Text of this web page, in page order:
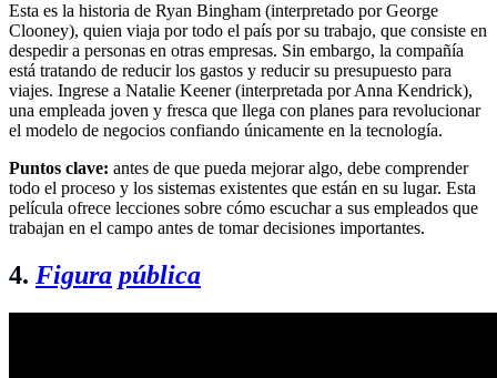
Esta es la historia de Ryan Bingham (interpretado por George
Clooney), quien viaja por todo el país por su trabajo, que consiste en
despedir a personas en otras empresas. Sin embargo, la compañía
está tratando de reducir los gastos y reducir su presupuesto para
viajes. Ingrese a Natalie Keener (interpretada por Anna Kendrick),
una empleada joven y fresca que llega con planes para revolucionar
el modelo de negocios confiando únicamente en la tecnología.
Puntos clave: antes de que pueda mejorar algo, debe comprender
todo el proceso y los sistemas existentes que están en su lugar. Esta
película ofrece lecciones sobre cómo escuchar a sus empleados que
trabajan en el campo antes de tomar decisiones importantes.
4. Figura pública